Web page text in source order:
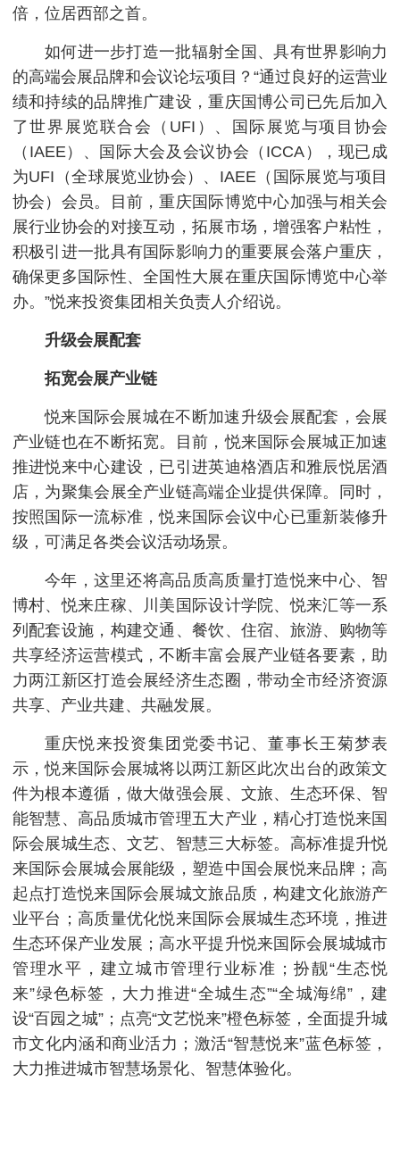
倍，位居西部之首。
如何进一步打造一批辐射全国、具有世界影响力
的高端会展品牌和会议论坛项目？“通过良好的运营业
绩和持续的品牌推广建设，重庆国博公司已先后加入
了世界展览联合会（UFI）、国际展览与项目协会
（IAEE）、国际大会及会议协会（ICCA），现已成
为UFI（全球展览业协会）、IAEE（国际展览与项目
协会）会员。目前，重庆国际博览中心加强与相关会
展行业协会的对接互动，拓展市场，增强客户粘性，
积极引进一批具有国际影响力的重要展会落户重庆，
确保更多国际性、全国性大展在重庆国际博览中心举
办。”悦来投资集团相关负责人介绍说。
升级会展配套
拓宽会展产业链
悦来国际会展城在不断加速升级会展配套，会展
产业链也在不断拓宽。目前，悦来国际会展城正加速
推进悦来中心建设，已引进英迪格酒店和雅辰悦居酒
店，为聚集会展全产业链高端企业提供保障。同时，
按照国际一流标准，悦来国际会议中心已重新装修升
级，可满足各类会议活动场景。
今年，这里还将高品质高质量打造悦来中心、智
博村、悦来庄稼、川美国际设计学院、悦来汇等一系
列配套设施，构建交通、餐饮、住宿、旅游、购物等
共享经济运营模式，不断丰富会展产业链各要素，助
力两江新区打造会展经济生态圈，带动全市经济资源
共享、产业共建、共融发展。
重庆悦来投资集团党委书记、董事长王菊梦表
示，悦来国际会展城将以两江新区此次出台的政策文
件为根本遵循，做大做强会展、文旅、生态环保、智
能智慧、高品质城市管理五大产业，精心打造悦来国
际会展城生态、文艺、智慧三大标签。高标准提升悦
来国际会展城会展能级，塑造中国会展悦来品牌；高
起点打造悦来国际会展城文旅品质，构建文化旅游产
业平台；高质量优化悦来国际会展城生态环境，推进
生态环保产业发展；高水平提升悦来国际会展城城市
管理水平，建立城市管理行业标准；扮靓“生态悦
来”绿色标签，大力推进“全城生态”“全城海绵”，建
设“百园之城”；点亮“文艺悦来”橙色标签，全面提升城
市文化内涵和商业活力；激活“智慧悦来”蓝色标签，
大力推进城市智慧场景化、智慧体验化。